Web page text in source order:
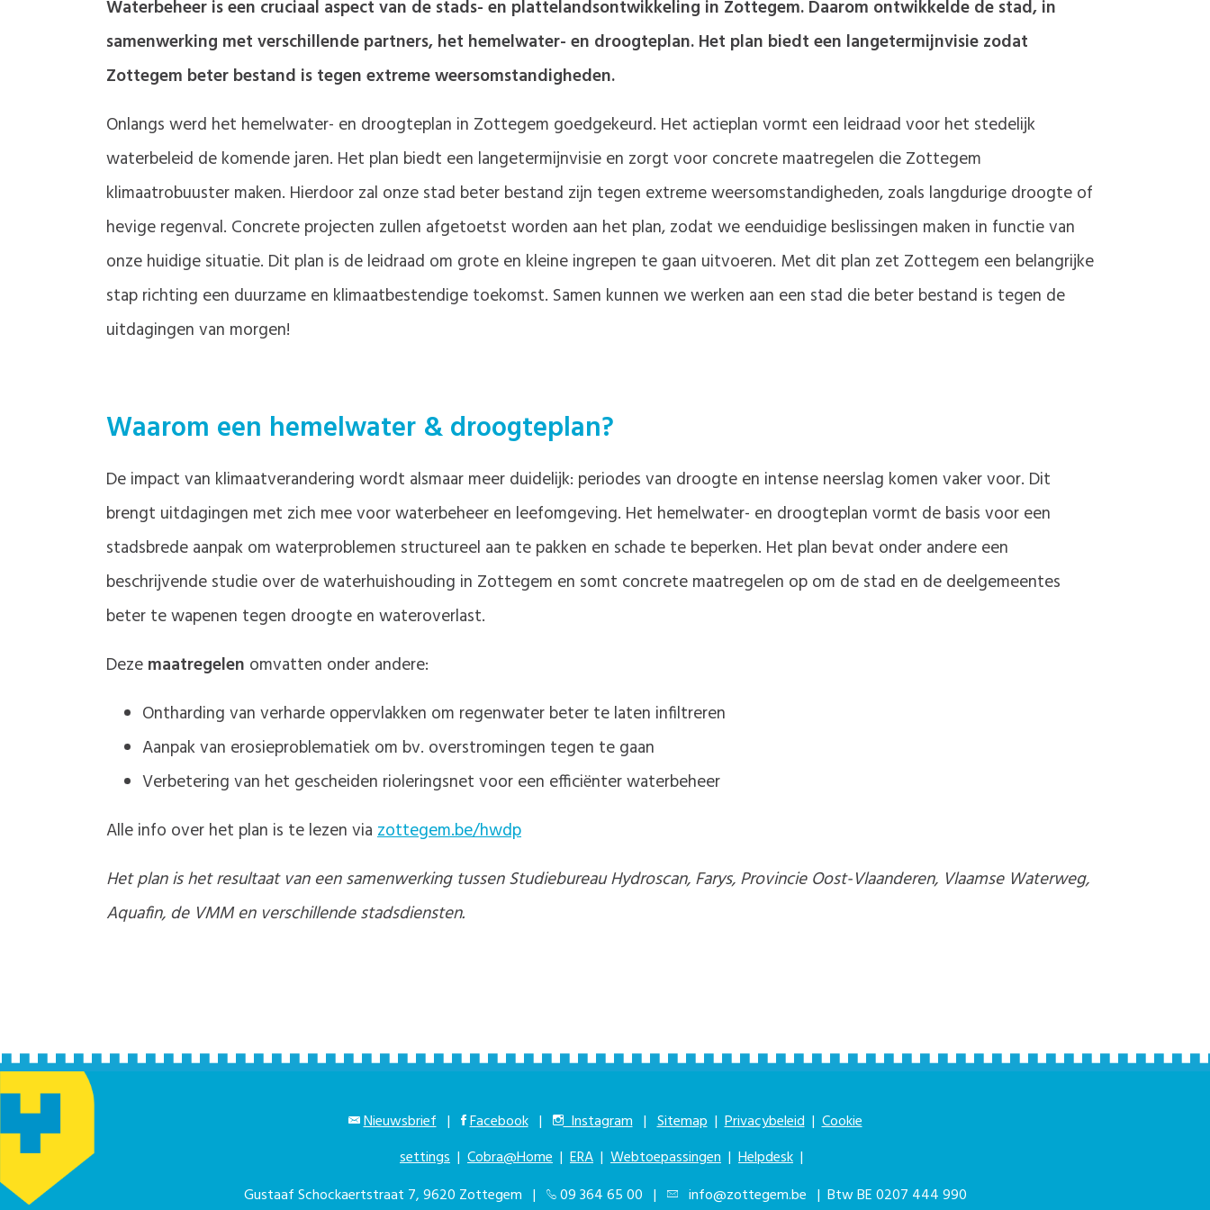
Waterbeheer is een cruciaal aspect van de stads- en plattelandsontwikkeling in Zottegem. Daarom ontwikkelde de stad, in
samenwerking met verschillende partners, het hemelwater- en droogteplan. Het plan biedt een langetermijnvisie zodat
Zottegem beter bestand is tegen extreme weersomstandigheden.
Onlangs werd het hemelwater- en droogteplan in Zottegem goedgekeurd. Het actieplan vormt een leidraad voor het stedelijk
waterbeleid de komende jaren. Het plan biedt een langetermijnvisie en zorgt voor concrete maatregelen die Zottegem
klimaatrobuuster maken. Hierdoor zal onze stad beter bestand zijn tegen extreme weersomstandigheden, zoals langdurige droogte of
hevige regenval. Concrete projecten zullen afgetoetst worden aan het plan, zodat we eenduidige beslissingen maken in functie van
onze huidige situatie. Dit plan is de leidraad om grote en kleine ingrepen te gaan uitvoeren. Met dit plan zet Zottegem een belangrijke
stap richting een duurzame en klimaatbestendige toekomst. Samen kunnen we werken aan een stad die beter bestand is tegen de
uitdagingen van morgen!
Waarom een hemelwater & droogteplan?
De impact van klimaatverandering wordt alsmaar meer duidelijk: periodes van droogte en intense neerslag komen vaker voor. Dit
brengt uitdagingen met zich mee voor waterbeheer en leefomgeving. Het hemelwater- en droogteplan vormt de basis voor een
stadsbrede aanpak om waterproblemen structureel aan te pakken en schade te beperken. Het plan bevat onder andere een
beschrijvende studie over de waterhuishouding in Zottegem en somt concrete maatregelen op om de stad en de deelgemeentes
beter te wapenen tegen droogte en wateroverlast.
Deze maatregelen omvatten onder andere:
Ontharding van verharde oppervlakken om regenwater beter te laten infiltreren
Aanpak van erosieproblematiek om bv. overstromingen tegen te gaan
Verbetering van het gescheiden rioleringsnet voor een efficiënter waterbeheer
Alle info over het plan is te lezen via zottegem.be/hwdp
Het plan is het resultaat van een samenwerking tussen Studiebureau Hydroscan, Farys, Provincie Oost-Vlaanderen, Vlaamse Waterweg,
Aquafin, de VMM en verschillende stadsdiensten.
Nieuwsbrief | Facebook | Instagram | Sitemap |Privacybeleid |Cookie
settings | Cobra@Home | ERA | Webtoepassingen | Helpdesk |
Gustaaf Schockaertstraat 7, 9620 Zottegem |
09 364 65 00 | info@zottegem.be | Btw BE 0207 444 990